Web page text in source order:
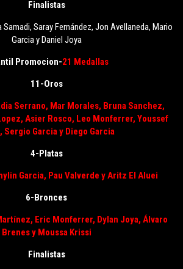
Finalistas
Saray Fernández, Jon Avellaneda, Mario
Garcia y Daniel Joya
Promocion-21 Medallas
11-Oros
Serrano, Mar Morales, Bruna Sanchez,
Asier Rosco, Leo Monferrer, Youssef
Sergio Garcia y Diego Garcia
4-Platas
Garcia, Pau Valverde y Aritz El Aluei
6-Bronces
Eric Monferrer, Dylan Joya, Álvaro
Brenes y Moussa Krissi
Finalistas